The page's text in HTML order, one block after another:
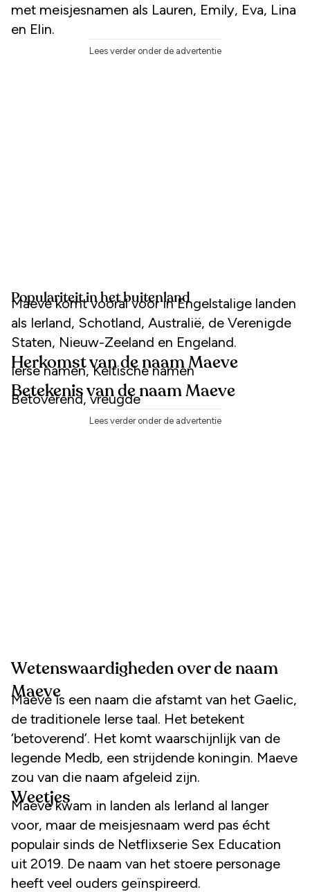
met meisjesnamen als Lauren, Emily, Eva, Lina
en Elin.
Lees verder onder de advertentie
Populariteit in het buitenland
Maeve komt vooral voor in Engelstalige landen
als Ierland, Schotland, Australië, de Verenigde
Staten, Nieuw-Zeeland en Engeland.
Herkomst van de naam Maeve
Ierse namen, Keltische namen
Betekenis van de naam Maeve
Betoverend, vreugde
Lees verder onder de advertentie
Wetenswaardigheden over de naam
Maeve
Maeve is een naam die afstamt van het Gaelic,
de traditionele Ierse taal. Het betekent
‘betoverend’. Het komt waarschijnlijk van de
legende Medb, een strijdende koningin. Maeve
zou van die naam afgeleid zijn.
Weetjes
Maeve kwam in landen als Ierland al langer
voor, maar de meisjesnaam werd pas écht
populair sinds de Netflixserie Sex Education
uit 2019. De naam van het stoere personage
heeft veel ouders geïnspireerd.